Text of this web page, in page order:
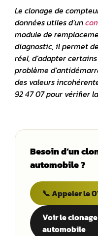
Le clonage de
données utiles d’un
module de
diagnostic, il permet
réel, d’adapter
problème
des valeurs
92 47 07 pour vérifier
Besoin d’un
automobile ?
📞 Appeler le
Voir le
automobile